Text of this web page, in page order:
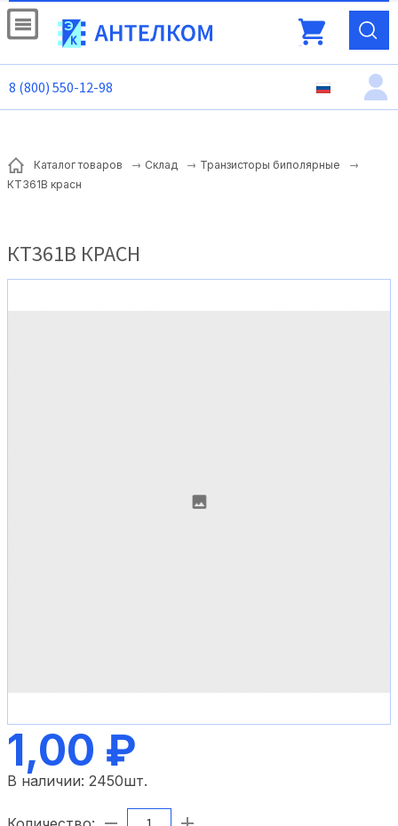
8 (800) 550-12-98
Каталог товаров Склад
Транзисторы биполярные
КТ361В красн
КТ361В КРАСН
1,00 ₽
В наличии: 2450шт.